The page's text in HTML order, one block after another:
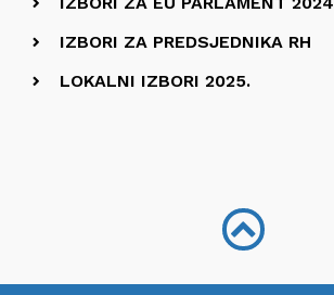
IZBORI ZA PREDSJEDNIKA RH
LOKALNI IZBORI 2025.